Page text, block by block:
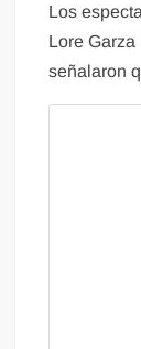
Los
Lore
señalaron